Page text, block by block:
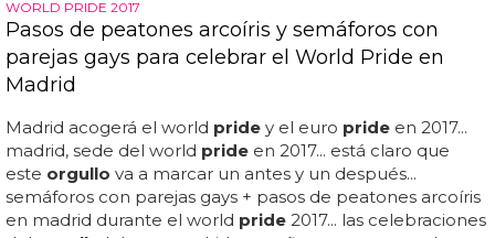
Elorgullogay de madrid, multado con 160... 000 euros
por exceso de ruido al orgullogay de madrid... 000 euros
por exceso de ruido: el ayuntamiento de madrid y de ana
botella sigue intentando boicotear el
el país, que dicen que "elorgullogay se siente
amenazado" por el gobierno del pp... 00) en zonas
residenciales los 45 decibelios permitidos, que en el caso
de celebraciones especiales como elorgullogay se
permite llegar hasta los 90 decibelios y el horario se